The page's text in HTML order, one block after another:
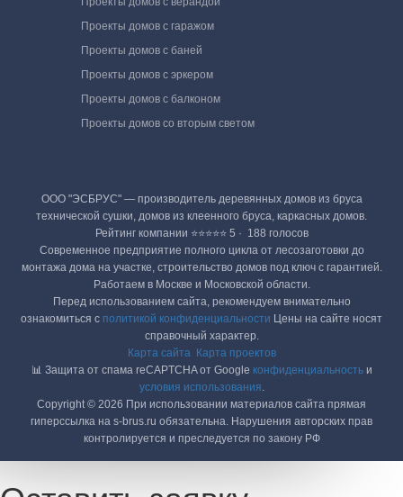
Проекты домов с гаражом
Проекты домов с баней
Проекты домов с эркером
Проекты домов с балконом
Проекты домов со вторым светом
ООО "ЭСБРУС" — производитель деревянных домов из бруса
технической сушки, домов из клеенного бруса, каркасных домов.
Рейтинг компании ⭐⭐⭐⭐⭐ 5 · ‎ 188 голосов
Современное предприятие полного цикла от лесозаготовки до
монтажа дома на участке, строительство домов под ключ с гарантией.
Работаем в Москве и Московской области.
Перед использованием сайта, рекомендуем внимательно
ознакомиться с политикой конфиденциальности Цены на сайте носят
справочный характер.
Карта сайта
Карта проектов
📊 Защита от спама reCAPTCHA от Google конфиденциальностьи
условия использования.
Copyright © 2026 При использовании материалов сайта прямая
гиперссылка на s-brus.ru обязательна. Нарушения авторских прав
контролируется и преследуется по закону РФ